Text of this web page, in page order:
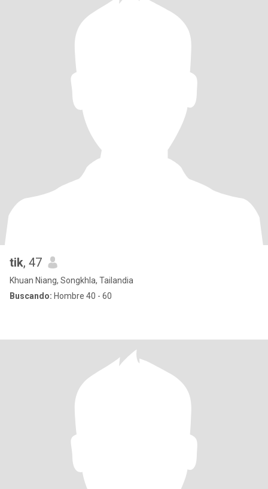
tik, 47
Khuan Niang, Songkhla, Tailandia
Buscando: Hombre 40 - 60